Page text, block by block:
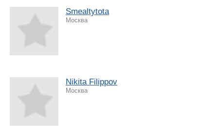
Smealtytota
Москва
Nikita Filippov
Москва